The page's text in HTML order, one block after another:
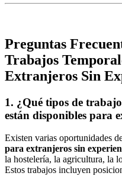
Preguntas
Trabajos
Extranjeros Sin
1. ¿Qué tipos de
están disponibles para
Existen varias oportunidades
para extranjeros sin
la hostelería, la agricultura, la
Estos trabajos incluyen